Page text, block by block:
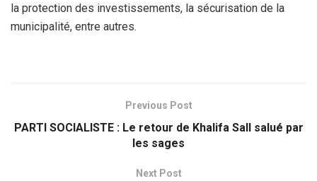
la protection des investissements, la sécurisation de la
municipalité, entre autres.
Previous Post
PARTI SOCIALISTE : Le retour de Khalifa Sall salué par
les sages
Next Post